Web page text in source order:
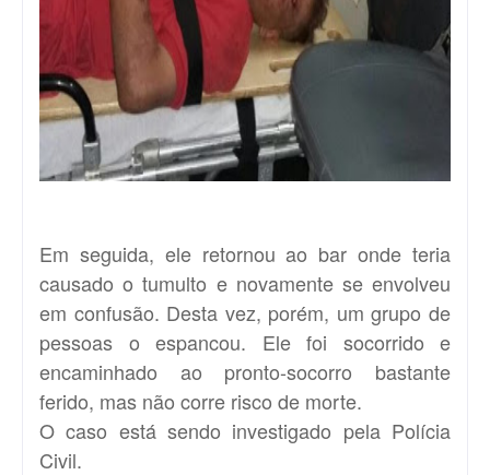
Em seguida, ele retornou ao bar onde teria
causado o tumulto e novamente se envolveu
em confusão. Desta vez, porém, um grupo de
pessoas o espancou. Ele foi socorrido e
encaminhado ao pronto-socorro bastante
ferido, mas não corre risco de morte.
O caso está sendo investigado pela Polícia
Civil.